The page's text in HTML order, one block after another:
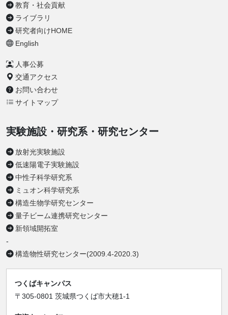
教育・社会貢献
ライブラリ
研究者向けHOME
English
人事公募
交通アクセス
お問い合わせ
サイトマップ
実験施設・研究系・研究センター
放射光実験施設
低速陽電子実験施設
中性子科学研究系
ミュオン科学研究系
構造生物学研究センター
量子ビーム連携研究センター
新領域開拓室
-
構造物性研究センター(2009.4-2020.3)
つくばキャンパス
〒305-0801 茨城県つくば市大穂1-1